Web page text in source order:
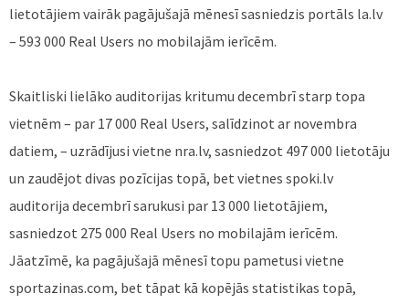
lietotājiem vairāk pagājušajā mēnesī sasniedzis portāls la.lv
– 593 000 Real Users no mobilajām ierīcēm.
Skaitliski lielāko auditorijas kritumu decembrī starp topa
vietnēm – par 17 000 Real Users, salīdzinot ar novembra
datiem, – uzrādījusi vietne nra.lv, sasniedzot 497 000 lietotāju
un zaudējot divas pozīcijas topā, bet vietnes spoki.lv
auditorija decembrī sarukusi par 13 000 lietotājiem,
sasniedzot 275 000 Real Users no mobilajām ierīcēm.
Jāatzīmē, ka pagājušajā mēnesī topu pametusi vietne
sportazinas.com, bet tāpat kā kopējās statistikas topā,